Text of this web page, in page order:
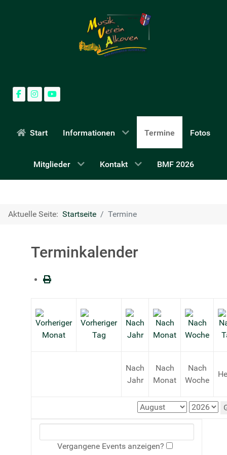
Start Informationen Termine Fotos
Mitglieder Kontakt BMF 2026
Aktuelle Seite: Startseite Termine
Terminkalender
Nach
Jahr
Nach
Monat
Nach
Woche
Vergangene Events anzeigen?